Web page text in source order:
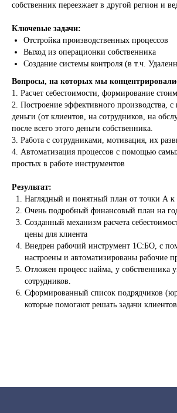
собственник переезжает в другой регион и
Ключевые задачи:
Отстройка производственных процессов
Выход из операционки собственника
Создание системы контроля (в т.ч.
Вопросы, на которых мы
1. Расчет себестоимости, формирование
2. Построение эффективного производства,
деньги (от клиентов, на сотрудников, на
после всего этого деньги собственника.
3. Работа с сотрудниками, мотивация, их
4. Автоматизация процессов с помощью
простых в работе инструментов
Результат:
Наглядный и понятный план от точки А к
Очень подробный финансовый план на
Созданный механизм расчета
цены для клиента
Внедрен рабочий инструмент 1С:БО, с
настроены и автоматизированы рабочие
Отложен процесс найма, у собственника
сотрудников.
Сформированный список подрядчиков
которые помогают решать задачи
Работаем
по всей России
г.Владивосток
Прапорщика Комарова, 45.
Офис 120
+7 999-616-99-09
Электронная почта
Office@integra-dv.ru
Мессенджеры
WhatsApp